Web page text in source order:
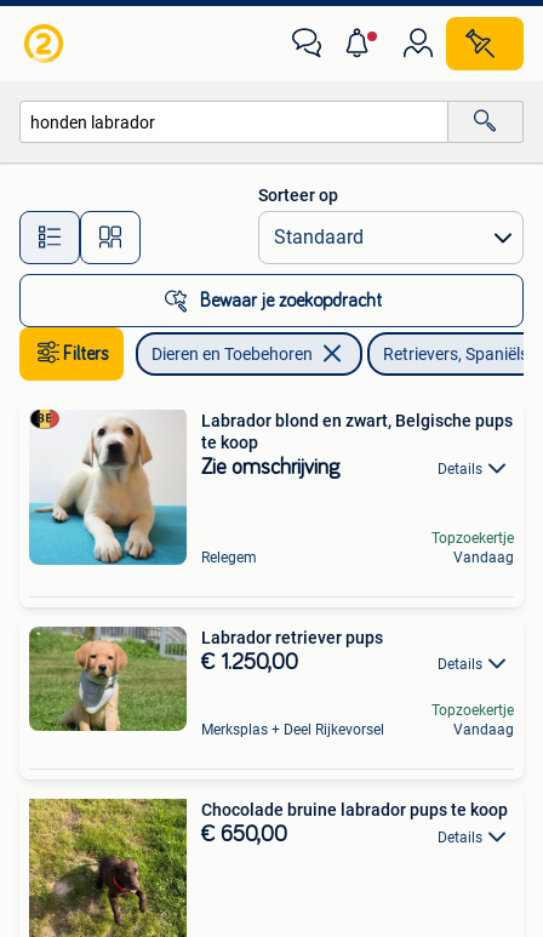
Alle afstanden…
Sorteer op
Bewaar je zoekopdracht
Filters Dieren en Toebehoren Retrievers, Spaniëls
Labrador blond en zwart, Belgische pups
te koop
Zie omschrijving Details
Relegem
Topzoekertje
Vandaag
Labrador retriever pups
€ 1.250,00 Details
Merksplas + Deel Rijkevorsel
Topzoekertje
Vandaag
Chocolade bruine labrador pups te koop
€ 650,00 Details